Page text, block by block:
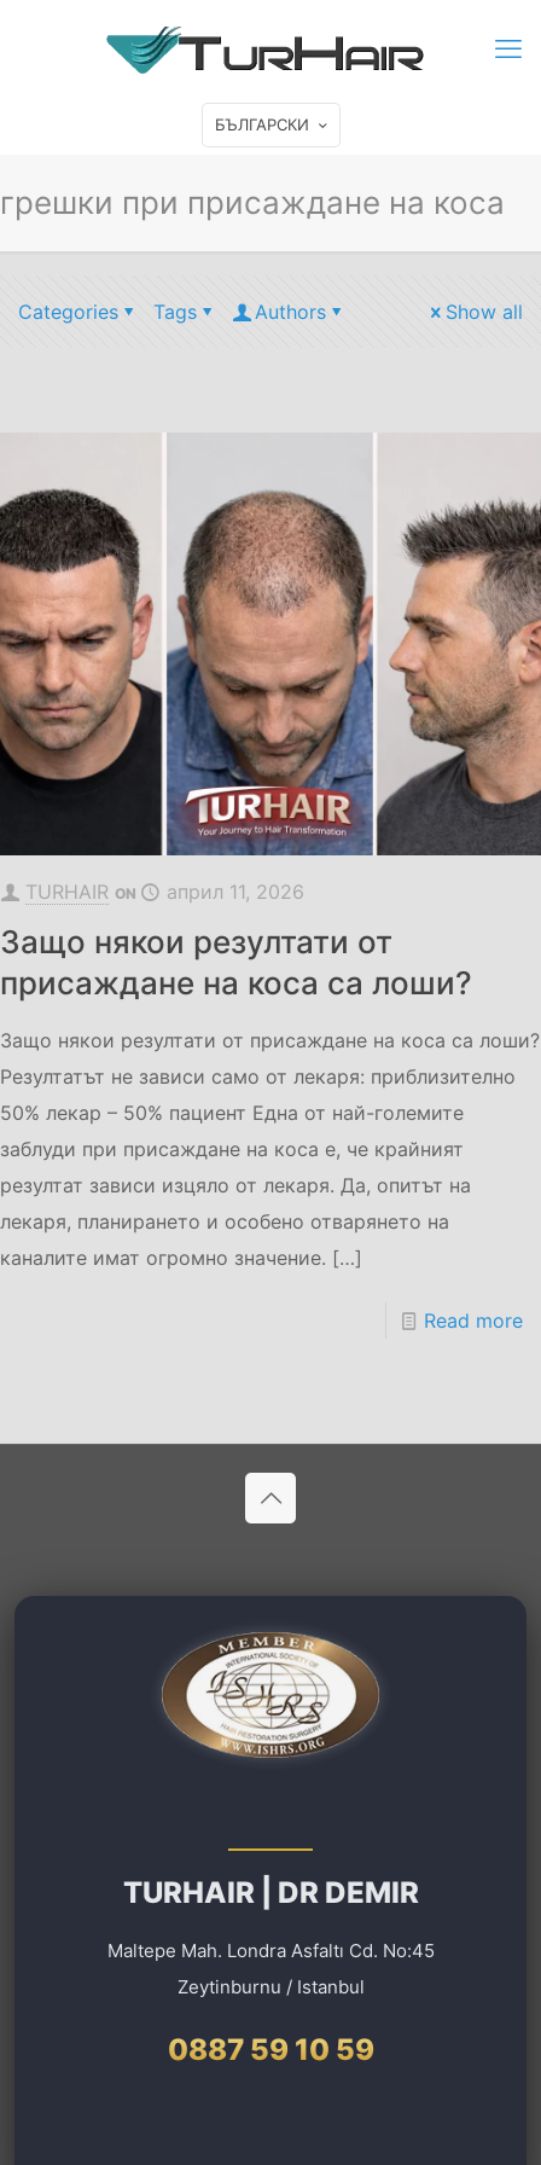
БЪЛГАРСКИ
грешки при присаждане на коса
Categories Tags Authors Show all
TURHAIR ON април 11, 2026
Защо някои резултати от
присаждане на коса са лоши?
Защо някои резултати от присаждане на коса са лоши?
Резултатът не зависи само от лекаря: приблизително
50% лекар – 50% пациент Една от най-големите
заблуди при присаждане на коса е, че крайният
резултат зависи изцяло от лекаря. Да, опитът на
лекаря, планирането и особено отварянето на
каналите имат огромно значение. […]
Read more
TURHAIR | DR DEMIR
Maltepe Mah. Londra Asfaltı Cd. No:45
Zeytinburnu / Istanbul
0887 59 10 59